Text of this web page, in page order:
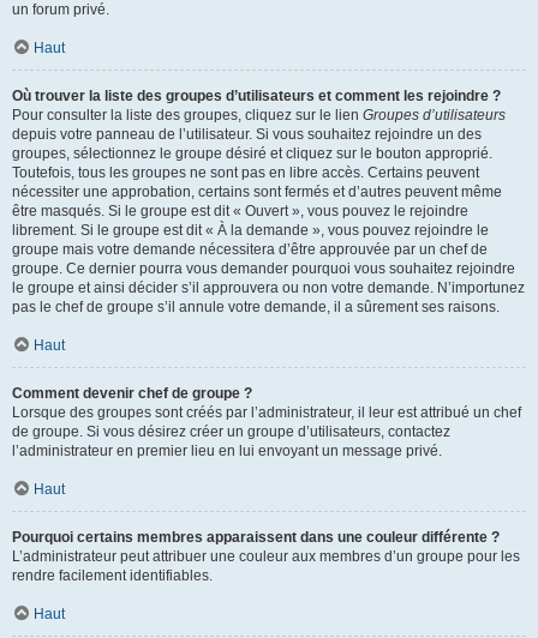
un forum privé.
Haut
Où trouver la liste des groupes d’utilisateurs et comment les rejoindre ?
Pour consulter la liste des groupes, cliquez sur le lien Groupes d’utilisateurs
depuis votre panneau de l’utilisateur. Si vous souhaitez rejoindre un des
groupes, sélectionnez le groupe désiré et cliquez sur le bouton approprié.
Toutefois, tous les groupes ne sont pas en libre accès. Certains peuvent
nécessiter une approbation, certains sont fermés et d’autres peuvent même
être masqués. Si le groupe est dit « Ouvert », vous pouvez le rejoindre
librement. Si le groupe est dit « À la demande », vous pouvez rejoindre le
groupe mais votre demande nécessitera d’être approuvée par un chef de
groupe. Ce dernier pourra vous demander pourquoi vous souhaitez rejoindre
le groupe et ainsi décider s’il approuvera ou non votre demande. N’importunez
pas le chef de groupe s’il annule votre demande, il a sûrement ses raisons.
Haut
Comment devenir chef de groupe ?
Lorsque des groupes sont créés par l’administrateur, il leur est attribué un chef
de groupe. Si vous désirez créer un groupe d’utilisateurs, contactez
l’administrateur en premier lieu en lui envoyant un message privé.
Haut
Pourquoi certains membres apparaissent dans une couleur différente ?
L’administrateur peut attribuer une couleur aux membres d’un groupe pour les
rendre facilement identifiables.
Haut